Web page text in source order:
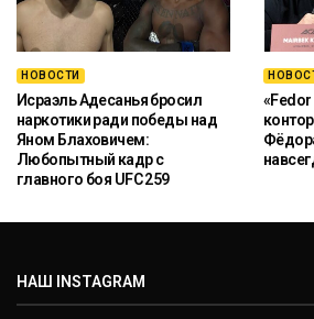
НОВОСТИ
Исраэль Адесанья бросил
наркотики ради победы над
Яном Блаховичем:
Любопытный кадр с
главного боя UFC 259
НАШ INSTAGRAM